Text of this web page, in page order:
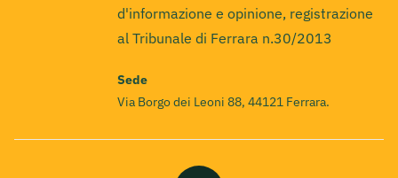
d'informazione e opinione, registrazione
al Tribunale di Ferrara n.30/2013
Sede
Via Borgo dei Leoni 88, 44121 Ferrara.